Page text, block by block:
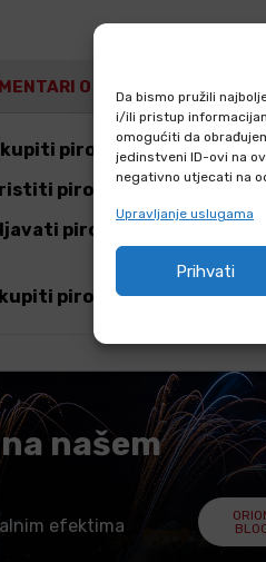
Da bismo pružili
i/ili pristup
omogućiti da
jedinstveni ID-ovi na
negativno utjecati na
Upravljanje uslugama
Prihvati
O PROIZVODU
kupiti pirotehniku putem
pirotehniku F2 i F3
pirotehniku F2 i F3
pirotehniku kategorije
našem
efektima